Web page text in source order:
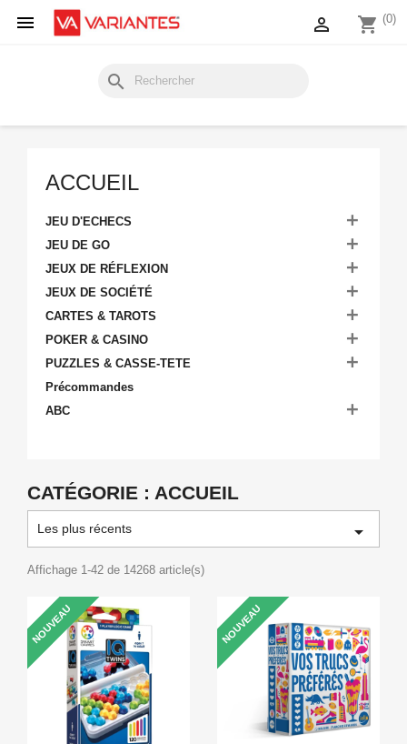
 shopping_cart (0)

search
ACCUEIL
JEU D'ECHECS 
JEU DE GO 
JEUX DE RÉFLEXION 
JEUX DE SOCIÉTÉ 
CARTES & TAROTS 
POKER & CASINO 
PUZZLES & CASSE-TETE 
Précommandes
ABC

CATÉGORIE : ACCUEIL
Les plus récents 
Affichage 1-42 de 14268 article(s)
NOUVEAU NOUVEAU